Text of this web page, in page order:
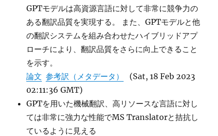
GPTモデルは高資源言語に対して非常に競争力の
ある翻訳品質を実現する。 また、GPTモデルと他
の翻訳システムを組み合わせたハイブリッドアプ
ローチにより、翻訳品質をさらに向上できること
を示す。
論文 参考訳（メタデータ）
(Sat, 18 Feb 2023
02:11:36 GMT)
GPTを用いた機械翻訳、高リソースな言語に対し
ては非常に強力な性能でMS Translatorと拮抗し
ているように見える